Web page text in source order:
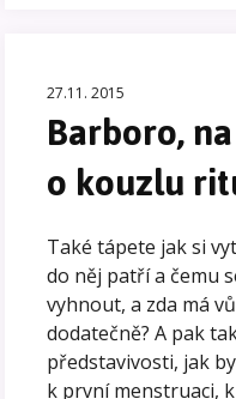
27.11. 2015
Barboro,
o kouzlu
Také tápete jak si
do něj patří a čemu
vyhnout, a zda má
dodatečně? A pak
představivosti, jak
k první menstruaci,